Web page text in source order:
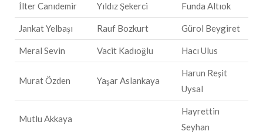
İlter Canıdemir Yıldız Şekerci Funda Altıok
Jankat Yelbaşı Rauf Bozkurt Gürol Beygiret
Meral Sevin Vacit Kadıoğlu Hacı Ulus
Murat Özden Yaşar Aslankaya
Harun Reşit
Uysal
Mutlu Akkaya
Hayrettin
Seyhan